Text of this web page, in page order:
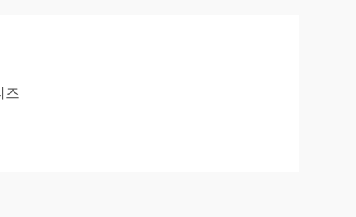
즈